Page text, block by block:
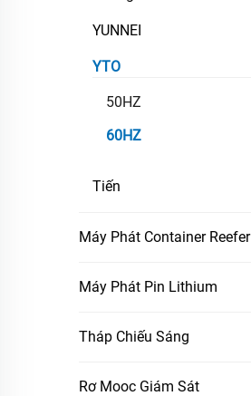
YUNNEI
YTO
50HZ
60HZ
Tiến
Máy Phát Container Reefer
Máy Phát Pin Lithium
Tháp Chiếu Sáng
Rơ Mooc Giám Sát